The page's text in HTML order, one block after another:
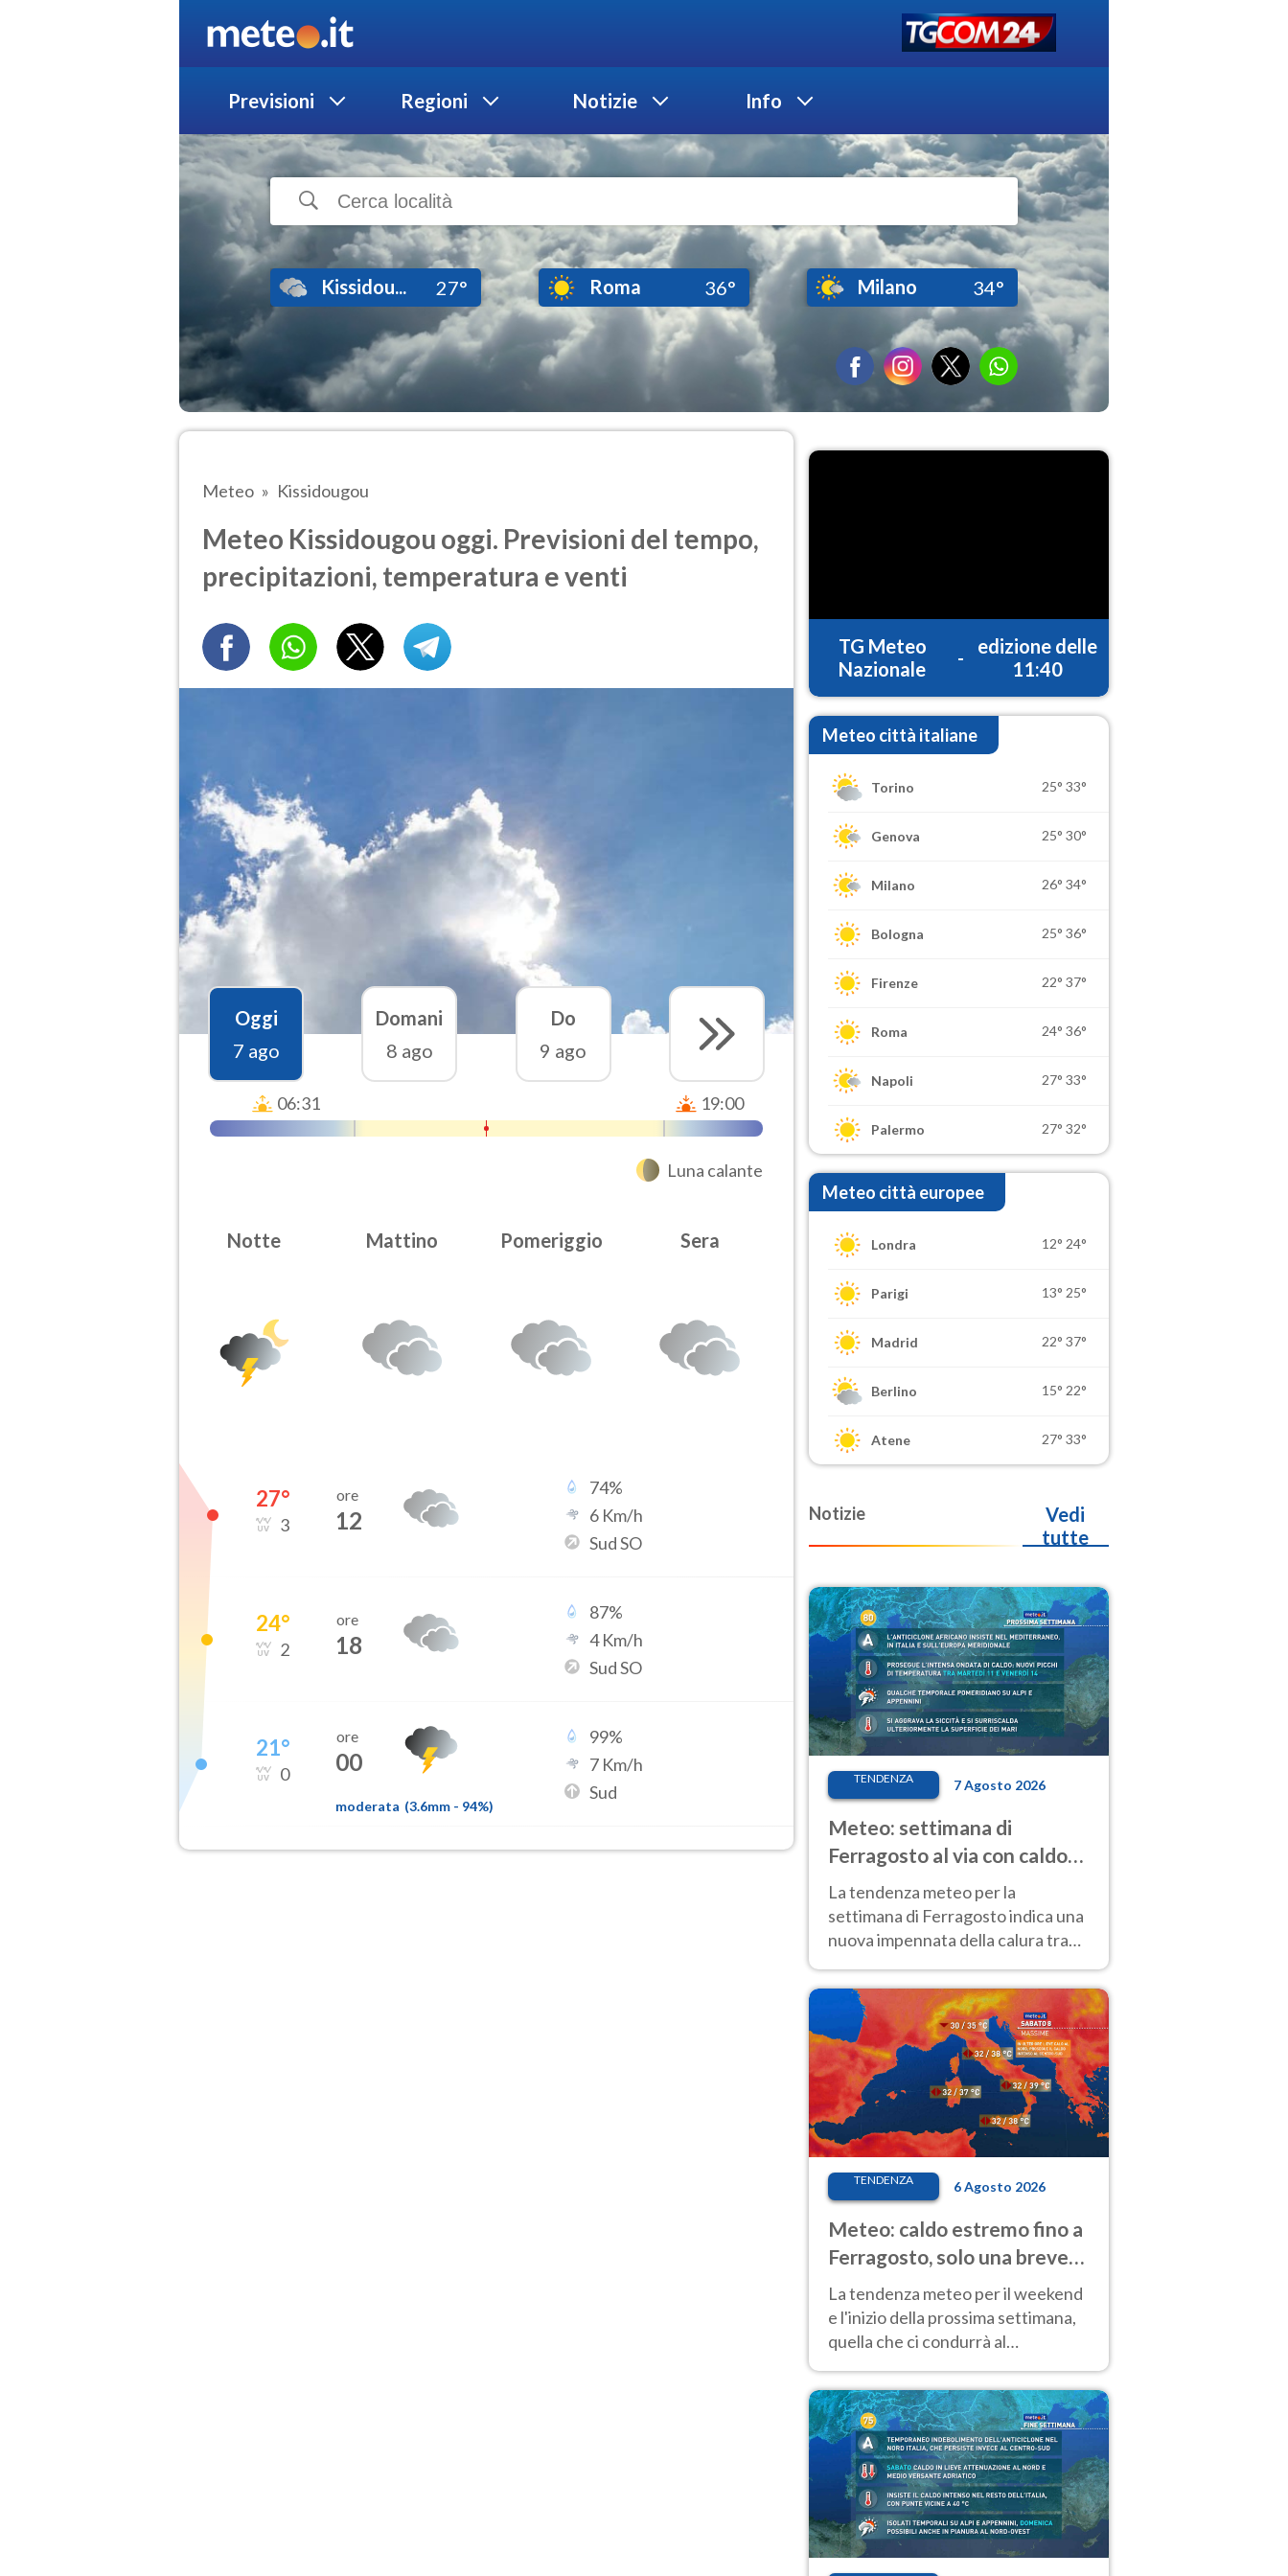
Previsioni Regioni Notizie Info
Kissidou... 27° Roma 36° Milano 34°
Meteo Kissidougou
Meteo Kissidougou oggi. Previsioni del tempo,
precipitazioni, temperatura e venti
Oggi
7 ago
Domani
8 ago
Do
9 ago
06:31 19:00
Luna calante
Notte Mattino Pomeriggio Sera
27°
3
ore
12
74%
6 Km/h
Sud SO
24°
2
ore
18
87%
4Km/h
Sud SO
21°
0
ore
00
moderata (3.6mm - 94%)
99%
7 Km/h
Sud
TG Meteo
Nazionale
-
edizione delle
11:40
Meteo città italiane
Torino 25° 33°
Genova 25° 30°
Milano 26° 34°
Bologna 25° 36°
Firenze 22° 37°
Roma 24° 36°
Napoli 27° 33°
Palermo 27° 32°
Meteo città europee
Londra 12° 24°
Parigi 13° 25°
Madrid 22° 37°
Berlino 15° 22°
Atene 27° 33°
Notizie
Vedi
tutte
TENDENZA 7 Agosto 2026
Meteo: settimana di
Ferragosto al via con caldo
intenso e qualche temporale
La tendenza meteo per la
settimana di Ferragosto indica una
nuova impennata della calura tra
anche al Nord.
TENDENZA 6 Agosto 2026
Meteo: caldo estremo fino a
Ferragosto, solo una breve
pausa. Ecco dove
La tendenza meteo per il weekend
e l'inizio della prossima settimana,
quella che ci condurrà al
temperature molto elevate